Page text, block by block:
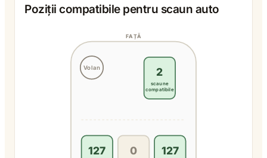
Poziții compatibile pentru scaun auto
Volan
FAȚĂ
2
scaune
compatibile
127 0 127